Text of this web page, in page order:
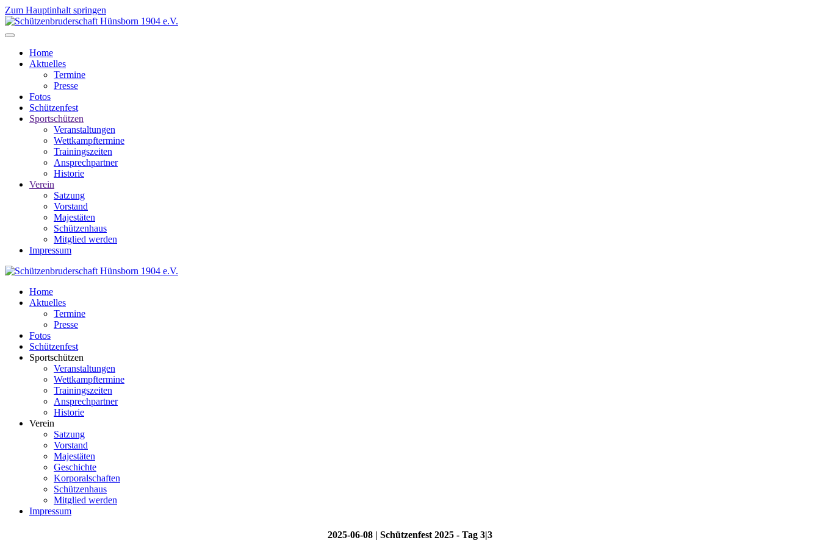
Zum Hauptinhalt springen
Home
Aktuelles
Termine
Presse
Fotos
Schützenfest
Sportschützen
Veranstaltungen
Wettkampftermine
Trainingszeiten
Ansprechpartner
Historie
Verein
Satzung
Vorstand
Majestäten
Schützenhaus
Mitglied werden
Impressum
Home
Aktuelles
Termine
Presse
Fotos
Schützenfest
Sportschützen
Veranstaltungen
Wettkampftermine
Trainingszeiten
Ansprechpartner
Historie
Verein
Satzung
Vorstand
Majestäten
Geschichte
Korporalschaften
Schützenhaus
Mitglied werden
Impressum
2025-06-08 | Schützenfest 2025 - Tag 3|3